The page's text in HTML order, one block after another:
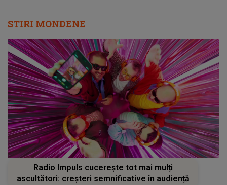
STIRI MONDENE
Radio Impuls cucerește tot mai mulți
ascultători: creșteri semnificative în audiență